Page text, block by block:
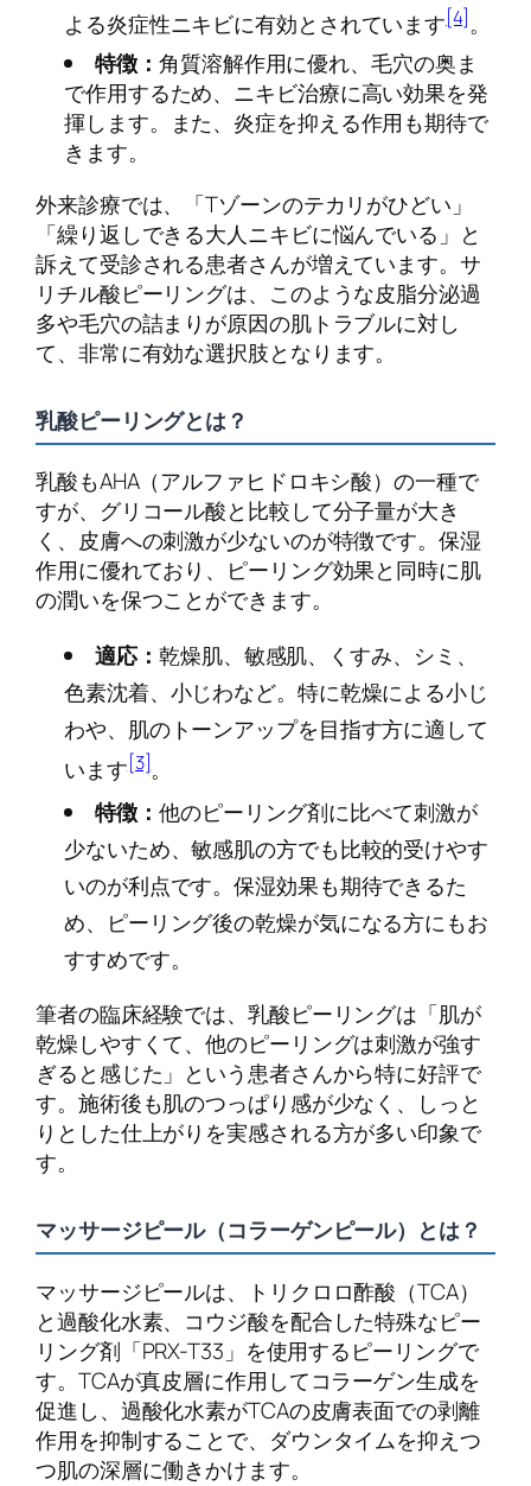
よる炎症性ニキビに有効とされています[4]。
特徴：角質溶解作用に優れ、毛穴の奥ま
で作用するため、ニキビ治療に高い効果を発
揮します。また、炎症を抑える作用も期待で
きます。
外来診療では、「Tゾーンのテカリがひどい」
「繰り返しできる大人ニキビに悩んでいる」と
訴えて受診される患者さんが増えています。サ
リチル酸ピーリングは、このような皮脂分泌過
多や毛穴の詰まりが原因の肌トラブルに対し
て、非常に有効な選択肢となります。
乳酸ピーリングとは？
乳酸もAHA（アルファヒドロキシ酸）の一種で
すが、グリコール酸と比較して分子量が大き
く、皮膚への刺激が少ないのが特徴です。保湿
作用に優れており、ピーリング効果と同時に肌
の潤いを保つことができます。
適応：乾燥肌、敏感肌、くすみ、シミ、
色素沈着、小じわなど。特に乾燥による小じ
わや、肌のトーンアップを目指す方に適して
います[3]。
特徴：他のピーリング剤に比べて刺激が
少ないため、敏感肌の方でも比較的受けやす
いのが利点です。保湿効果も期待できるた
め、ピーリング後の乾燥が気になる方にもお
すすめです。
筆者の臨床経験では、乳酸ピーリングは「肌が
乾燥しやすくて、他のピーリングは刺激が強す
ぎると感じた」という患者さんから特に好評で
す。施術後も肌のつっぱり感が少なく、しっと
りとした仕上がりを実感される方が多い印象で
す。
マッサージピール（コラーゲンピール）とは？
マッサージピールは、トリクロロ酢酸（TCA）
と過酸化水素、コウジ酸を配合した特殊なピー
リング剤「PRX-T33」を使用するピーリングで
す。TCAが真皮層に作用してコラーゲン生成を
促進し、過酸化水素がTCAの皮膚表面での剥離
作用を抑制することで、ダウンタイムを抑えつ
つ肌の深層に働きかけます。